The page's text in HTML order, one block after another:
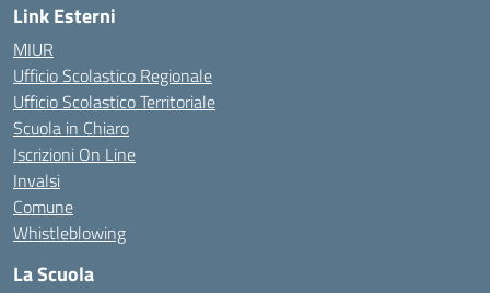
Link Esterni
MIUR
Ufficio Scolastico Regionale
Ufficio Scolastico Territoriale
Scuola in Chiaro
Iscrizioni On Line
Invalsi
Comune
Whistleblowing
La Scuola